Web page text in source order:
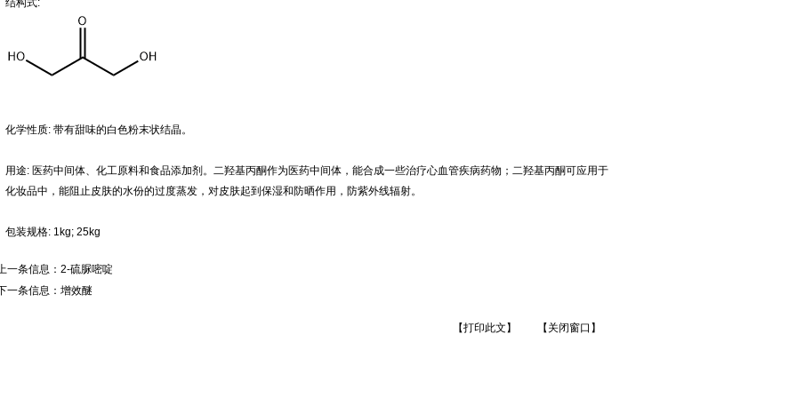
结构式:
化学性质: 带有甜味的白色粉末状结晶。
用途: 医药中间体、化工原料和食品添加剂。二羟基丙酮作为医药中间体，能合成一些治疗心血管疾病药物；二羟基丙酮可应用于
化妆品中，能阻止皮肤的水份的过度蒸发，对皮肤起到保湿和防晒作用，防紫外线辐射。
包装规格: 1kg; 25kg
一条信息： 2-硫脲嘧啶
一条信息： 增效醚
【打印此文】 【关闭窗口】